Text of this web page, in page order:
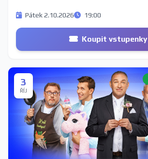
Pátek 2.10.2026 19:00
Koupit vstupenky
3
ŘÍJ